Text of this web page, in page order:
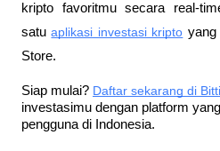
kripto favoritmu secara real-
satu aplikasi investasi kripto yang
Store.
Siap mulai? Daftar sekarang di
investasimu dengan platform
pengguna di Indonesia.